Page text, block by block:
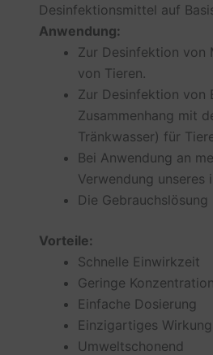
Desinfektionsmittel auf
Anwendung:
Zur Desinfektion von
von Tieren.
Zur Desinfektion von
Zusammenhang mit
Tränkwasser) für
Bei Anwendung an
Verwendung unseres
Die
Vorteile:
Schnelle Einwirkzeit
Geringe Konzentration
Einfache Dosierung
Einzigartiges
Umweltschonend